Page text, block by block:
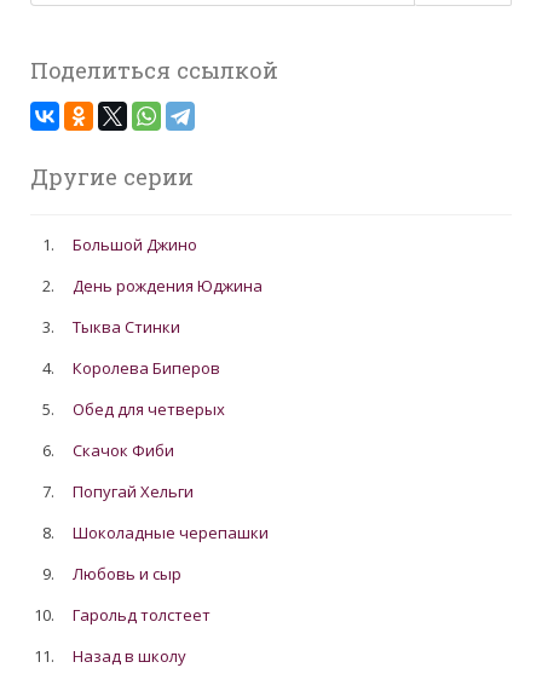
Поделиться ссылкой
Другие серии
1.
Большой Джино
2.
День рождения Юджина
3.
Тыква Стинки
4.
Королева Биперов
5.
Обед для четверых
6.
Скачок Фиби
7.
Попугай Хельги
8.
Шоколадные черепашки
9.
Любовь и сыр
10.
Гарольд толстеет
11.
Назад в школу